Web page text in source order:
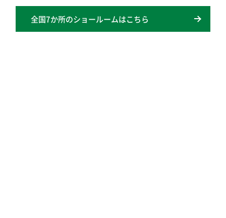
全国7か所のショールームはこちら